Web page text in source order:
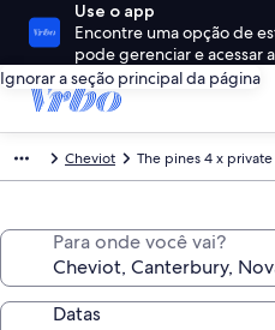
Use o app
Encontre uma opção de
pode gerenciar e acessar
Ignorar a seção principal da página
Cheviot The pines 4 x
Para onde você vai?
Datas